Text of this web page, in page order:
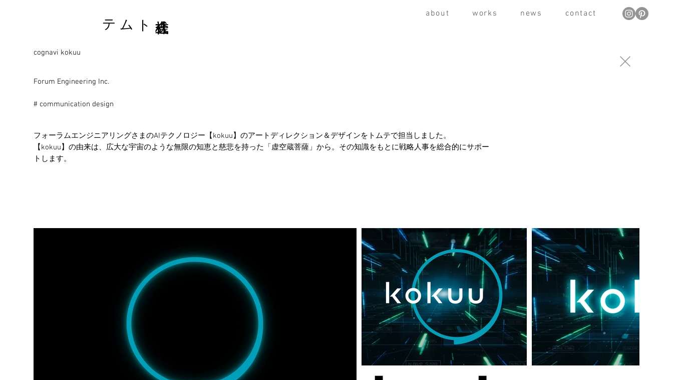
株式会社トムテ about works news contact
# communication design
Forum Engineering Inc.
cognavi kokuu
フォーラムエンジニアリングさまのAIテクノロジー【kokuu】のアートディレクション＆デザインをトムテで担当しました。
【kokuu】の由来は、広大な宇宙のような無限の知恵と慈悲を持った「虚空蔵菩薩」から。その知識をもとに戦略人事を総合的にサポー
トします。